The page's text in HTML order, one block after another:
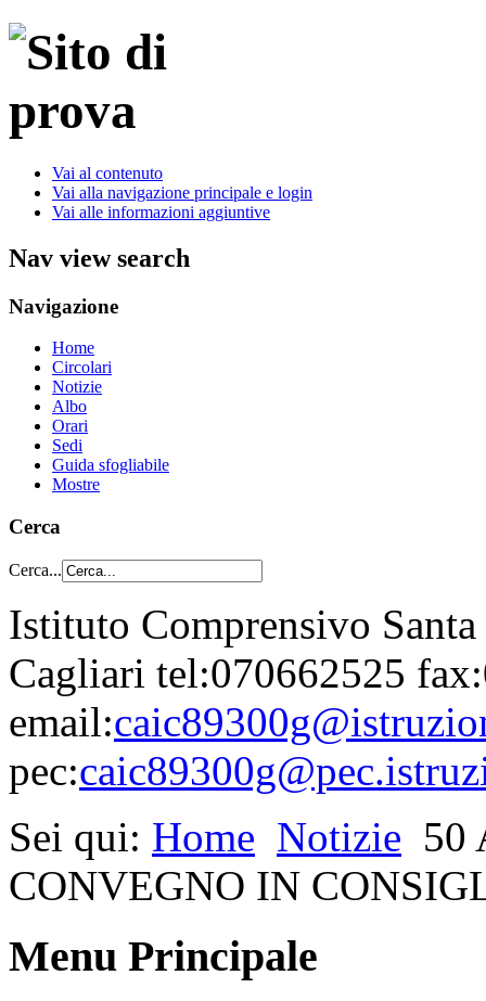
Vai al contenuto
Vai alla navigazione principale e login
Vai alle informazioni aggiuntive
Nav view search
Navigazione
Home
Circolari
Notizie
Albo
Orari
Sedi
Guida sfogliabile
Mostre
Cerca
Cerca...
Istituto Comprensivo
Cagliari tel:070662525
email:
pec:
Sei qui: Home Notizie 50
CONVEGNO IN
Menu Principale